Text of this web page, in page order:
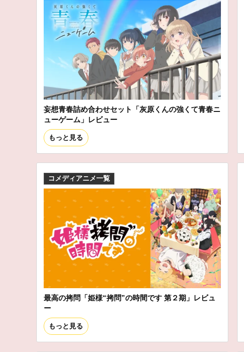
妄想青春詰め合わせセット「灰原くんの強くて青春ニ
ューゲーム」レビュー
もっと見る
コメディアニメ一覧
最高の拷問「姫様“拷問”の時間です 第２期」レビュ
ー
もっと見る